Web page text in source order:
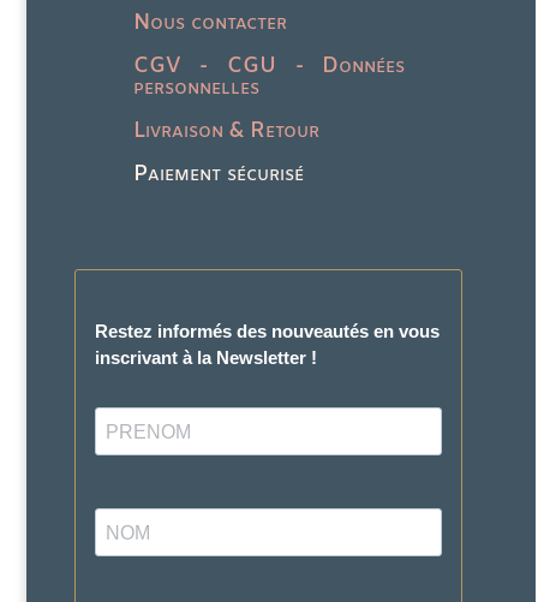
Nous contacter
CGV - CGU - Données
personnelles
Livraison & Retour
Paiement sécurisé